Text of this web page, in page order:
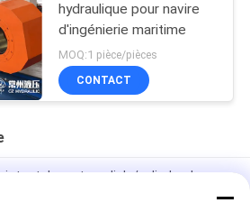
hydraulique pour navire
d'ingénierie maritime
MOQ:1 pièce/pièces
CONTACT
de porte radiale/cylindre de